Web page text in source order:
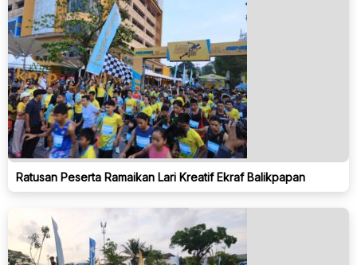
Ratusan Peserta Ramaikan Lari Kreatif Ekraf Balikpapan